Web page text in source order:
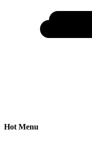
Hot Menu